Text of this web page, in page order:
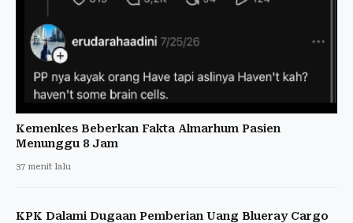
Kemenkes Beberkan Fakta Almarhum Pasien
Menunggu 8 Jam
37 menit lalu
KPK Dalami Dugaan Pemberian Uang Blueray Cargo